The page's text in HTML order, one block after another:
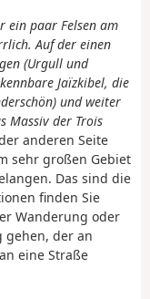
ein paar Felsen am
Auf der einen
(Urgull und
Jaïzkibel, die
und weiter
Massiv der Trois
anderen Seite
sehr großen Gebiet
Das sind die
finden Sie
Wanderung oder
gehen, der an
eine Straße